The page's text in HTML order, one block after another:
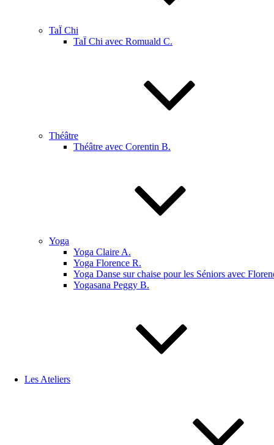
TaÏ Chi
TaÏ Chi avec Romuald C.
Théâtre
Théâtre avec Corentin B.
Yoga
Yoga Claire A.
Yoga Florence R.
Yoga Danse sur chaise pour les Séniors avec
Yogasana Peggy B.
Les Ateliers